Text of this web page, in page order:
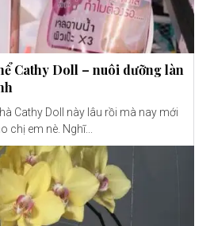
Cathy Doll – nuôi dưỡng làn
Cathy Doll này lâu rồi mà nay mới
chị em nè. Nghĩ...